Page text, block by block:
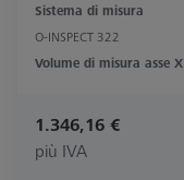
Sistema di misura
O-INSPECT 322
Volume di misura asse X
1.346,16 €
più IVA